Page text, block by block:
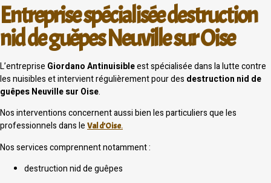
Entreprise spécialisée destruction
nid de guêpes Neuville sur Oise
L’entreprise Giordano Antinuisibleest spécialisée dans la lutte contre
les nuisibles et intervient régulièrement pour des destruction nid de
guêpes Neuville sur Oise.
Nos interventions concernent aussi bien les particuliers que les
professionnels dans le Val d’Oise.
Nos services comprennent notamment :
destruction nid de guêpes